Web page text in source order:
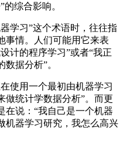
综合影响。
习”这个术语时，往往指
事情。人们可能用它来表
计的程序学习”或者“我正
据分析”。
用一个最初由机器学习
做统计学数据分析”。而更
在说：“我自己是一个机器
机器学习研究，我怎么高兴